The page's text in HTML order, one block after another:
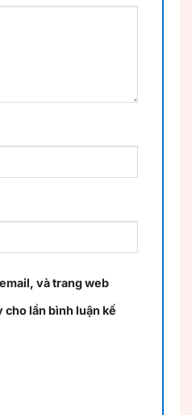
và trang web
lần bình luận kế